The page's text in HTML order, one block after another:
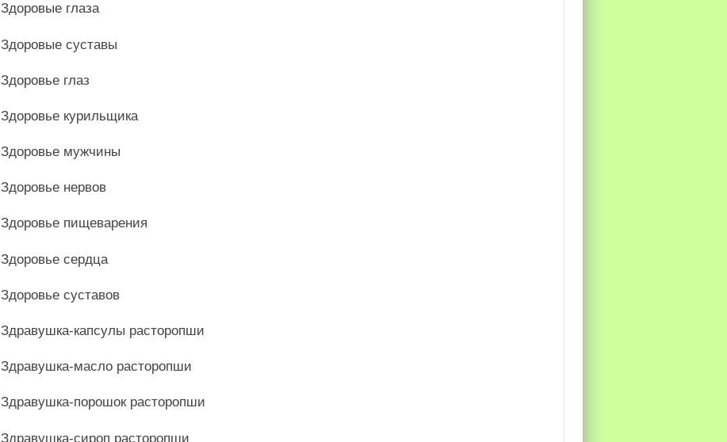
Здоровые глаза
Здоровые суставы
Здоровье глаз
Здоровье курильщика
Здоровье мужчины
Здоровье нервов
Здоровье пищеварения
Здоровье сердца
Здоровье суставов
Здравушка-капсулы расторопши
Здравушка-масло расторопши
Здравушка-порошок расторопши
Здравушка-сироп расторопши